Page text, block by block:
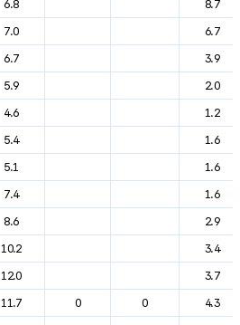
6.8
8.7
7.0
6.7
6.7
3.9
5.9
2.0
4.6
1.2
5.4
1.6
5.1
1.6
7.4
1.6
8.6
2.9
10.2
3.4
12.0
3.7
11.7 0 0
4.3